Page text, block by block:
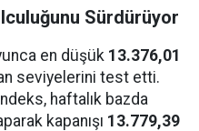
Sürdürüyor
en düşük 13.376,01
seviyelerini test etti.
haftalık bazda
kapanışı 13.779,39